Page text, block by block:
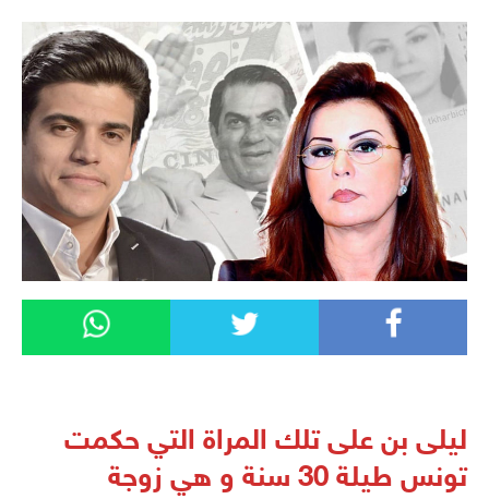
ليلى بن على تلك المراة التي حكمت
تونس طيلة 30 سنة و هي زوجة